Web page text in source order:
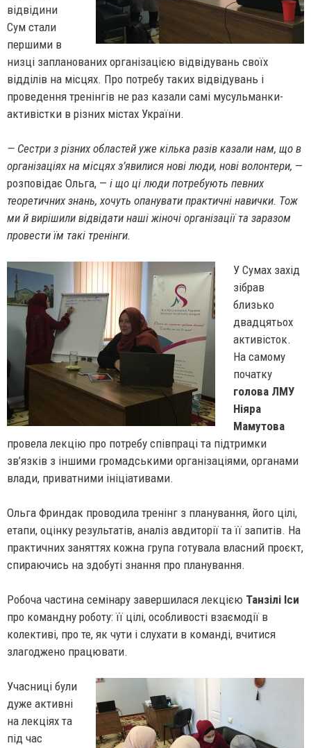
відвідини
Сум стали
першими в
низці запланованих організацією відвідувань своїх
відділів на місцях. Про потребу таких відвідувань і
проведення тренінгів не раз казали самі мусульманки-
активістки в різних містах України.
— Сестри з різних областей уже кілька разів казали нам, що в
організаціях на місцях з’явилися нові люди, нові волонтери, —
розповідає Ольга, — і що ці люди потребують певних
теоретичних знань, хочуть опанувати практичні навички. Тож
ми й вирішили відвідати наші жіночі організації та заразом
провести їм такі тренінги.
У Сумах захід
зібрав
близько
двадцятьох
активісток.
На самому
початку
голова ЛМУ
Ніяра
Мамутова
провела лекцію про потребу співпраці та підтримки
зв’язків з іншими громадськими організаціями, органами
влади, приватними ініціативами.
Ольга Фриндак проводила тренінг з планування, його цілі,
етапи, оцінку результатів, аналіз авдиторії та її запитів. На
практичних заняттях кожна група готувала власний проєкт,
спираючись на здобуті знання про планування.
Робоча частина семінару завершилася лекцією Танзілі Іси
про командну роботу: її цілі, особливості взаємодії в
колективі, про те, як чути і слухати в команді, вчитися
злагоджено працювати.
Учасниці були
дуже активні
на лекціях та
під час